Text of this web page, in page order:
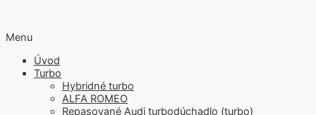
Menu
Úvod
Turbo
Hybridné turbo
ALFA ROMEO
Repasované Audi turbodúchadlo (turbo)